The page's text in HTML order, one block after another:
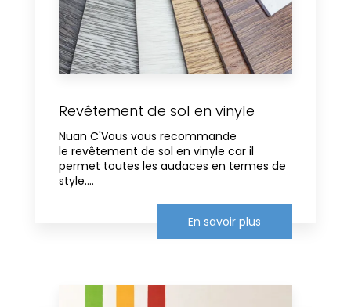
Revêtement de sol en vinyle
Nuan C'Vous vous recommande
le revêtement de sol en vinyle car il
permet toutes les audaces en termes de
style....
En savoir plus